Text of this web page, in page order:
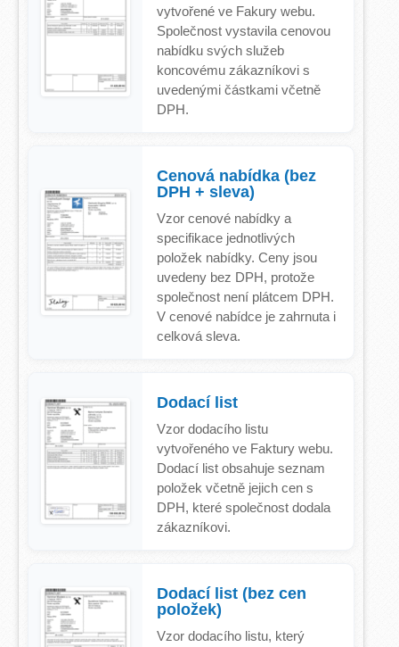
vytvořené ve Fakury webu.
Společnost vystavila cenovou
nabídku svých služeb
koncovému zákazníkovi s
uvedenými částkami včetně
DPH.
Cenová nabídka (bez
DPH + sleva)
Vzor cenové nabídky a
specifikace jednotlivých
položek nabídky. Ceny jsou
uvedeny bez DPH, protože
společnost není plátcem DPH.
V cenové nabídce je zahrnuta i
celková sleva.
Dodací list
Vzor dodacího listu
vytvořeného ve Faktury webu.
Dodací list obsahuje seznam
položek včetně jejich cen s
DPH, které společnost dodala
zákazníkovi.
Dodací list (bez cen
položek)
Vzor dodacího listu, který